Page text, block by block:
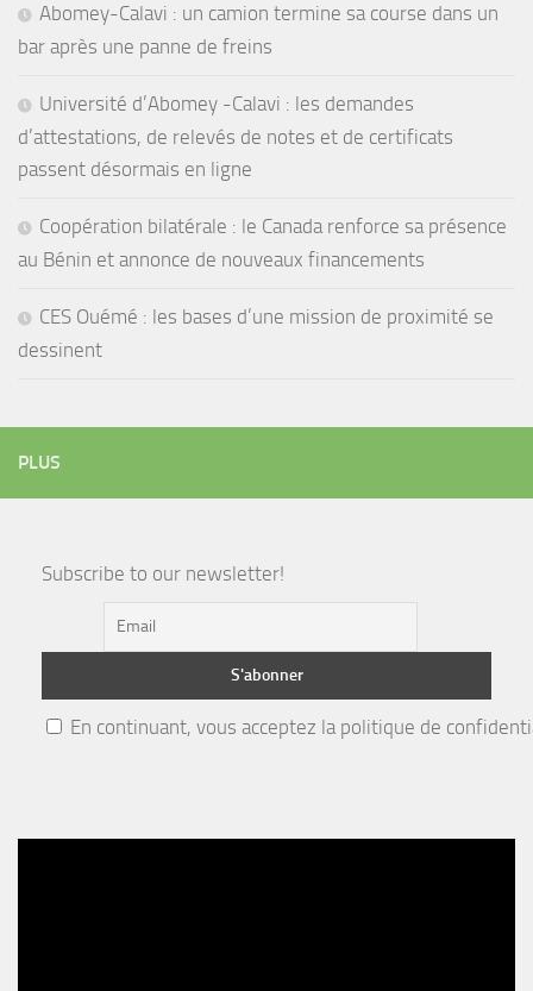
Abomey-Calavi : un camion termine sa course dans un
bar après une panne de freins
Université d’Abomey -Calavi : les demandes
d’attestations, de relevés de notes et de certificats
passent désormais en ligne
Coopération bilatérale : le Canada renforce sa présence
au Bénin et annonce de nouveaux financements
CES Ouémé : les bases d’une mission de proximité se
dessinent
PLUS
Subscribe to our newsletter!
En continuant, vous acceptez la politique de